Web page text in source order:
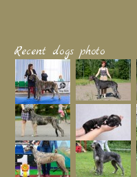
Recent dogs photo